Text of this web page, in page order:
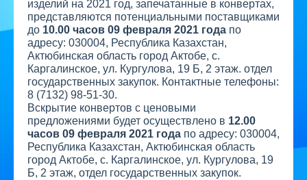
изделий на 2021 год, запечатанные в конвертах,
представляются потенциальными поставщиками
до 10.00 часов 09 февраля 2021 года по
адресу: 030004, Республика Казахстан,
Актюбинская область город Актобе, с.
Каргалинское, ул. Кургулова, 19 Б, 2 этаж. отдел
государственных закупок. Контактные телефоны:
8 (7132) 98-51-30.
Вскрытие конвертов с ценовыми
предложениями будет осуществлено в 12.00
часов 09 февраля 2021 года по адресу: 030004,
Республика Казахстан, Актюбинская область
город Актобе, с. Каргалинское, ул. Кургулова, 19
Б, 2 этаж, отдел государственных закупок.